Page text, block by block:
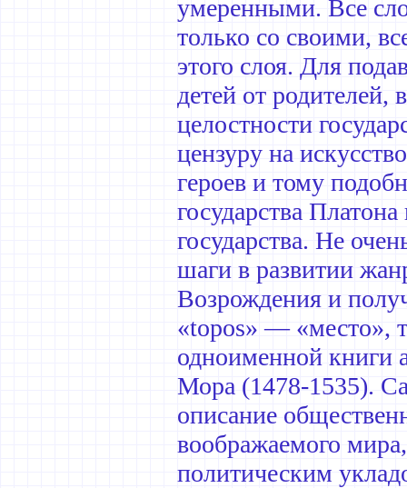
умеренными. Все
только со своими,
этого слоя. Для
детей от родителей,
целостности
цензуру на
героев и тому
государства
государства. Не
шаги в развитии
Возрождения и
«topos» — «место»,
одноименной книги
Мора (1478-1535).
описание
воображаемого
политическим